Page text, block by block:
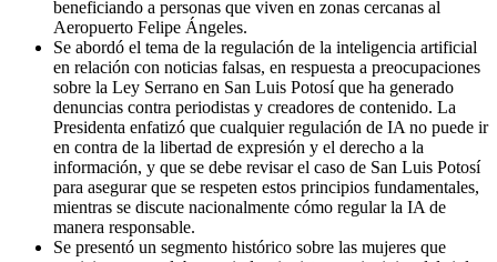
beneficiando a personas que viven en zonas cercanas al
Aeropuerto Felipe Ángeles.
Se abordó el tema de la regulación de la inteligencia artificial
en relación con noticias falsas, en respuesta a preocupaciones
sobre la Ley Serrano en San Luis Potosí que ha generado
denuncias contra periodistas y creadores de contenido. La
Presidenta enfatizó que cualquier regulación de IA no puede ir
en contra de la libertad de expresión y el derecho a la
información, y que se debe revisar el caso de San Luis Potosí
para asegurar que se respeten estos principios fundamentales,
mientras se discute nacionalmente cómo regular la IA de
manera responsable.
Se presentó un segmento histórico sobre las mujeres que